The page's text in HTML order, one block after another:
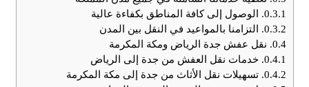
0.3.1. الوصول إلى كافة المناطق بكفاءة عالية
0.3.2. التزامنا بالمواعيد في النقل بين المدن
0.4. نقل عفش جدة الرياض ومكة المكرمة
0.4.1. خدمات نقل العفش من جدة إلى الرياض
0.4.2. تسهيلات نقل الأثاث من جدة إلى مكة المكرمة